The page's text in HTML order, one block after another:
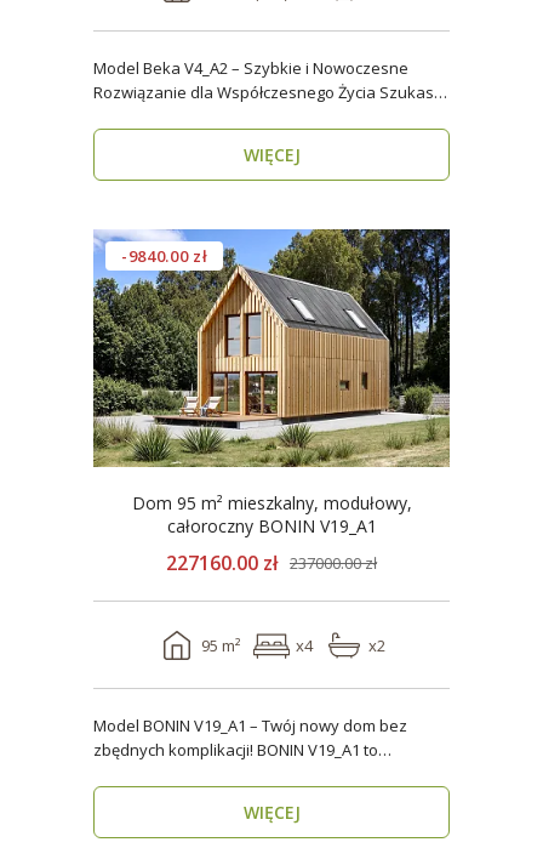
Model Beka V4_A2 – Szybkie i Nowoczesne
Rozwiązanie dla Współczesnego Życia Szukasz
WIĘCEJ
-9840.00 zł
Dom 95 m² mieszkalny, modułowy,
całoroczny BONIN V19_A1
227160.00 zł 237000.00 zł
95 m² x4 x2
Model BONIN V19_A1 – Twój nowy dom bez
zbędnych komplikacji! BONIN V19_A1 to
WIĘCEJ